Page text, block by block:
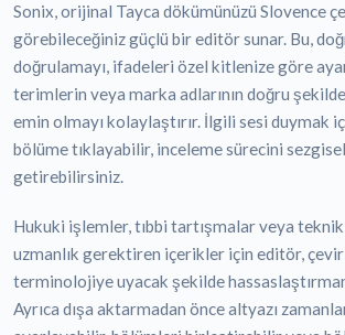
Sonix, orijinal Tayca dökümünüzü Slovence
görebileceğiniz güçlü bir editör sunar. Bu,
doğrulamayı, ifadeleri özel kitlenize göre
terimlerin veya marka adlarının doğru
emin olmayı kolaylaştırır. İlgili sesi duymak
bölüme tıklayabilir, inceleme sürecini
getirebilirsiniz.
Hukuki işlemler, tıbbi tartışmalar veya
uzmanlık gerektiren içerikler için editör,
terminolojiye uyacak şekilde
Ayrıca dışa aktarmadan önce altyazı